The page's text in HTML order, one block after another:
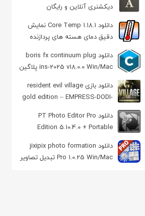
دیکشنری آنلاین و رایگان
دانلود Core Temp 1.18.1 نمایش
دقیق دمای هسته های پردازنده
دانلود boris fx continuum plug
ins-2025 v18.0.0 Win/Mac پلاگین
جلوه ویژه
دانلود بازی resident evil village
gold edition – EMPRESS-DODI-
Fix-UPDATE b11 رزیدنت ایول ۸: ویلیج
دانلود PT Photo Editor Pro
Edition 5.10.4.0 + Portable
ویرایش سریع و آسان عکس
دانلود jixipix photo formation
Pro 1.0.25 Win/Mac تبدیل تصاویر